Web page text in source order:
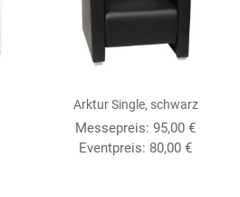
Arktur Single, schwarz
Messepreis: 95,00 €
Eventpreis: 80,00 €